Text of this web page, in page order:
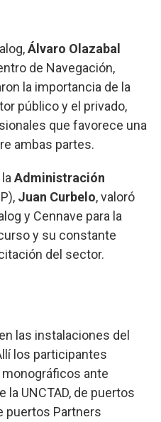
Álvaro Olazabal
de Navegación,
la importancia de la
público y el privado,
que favorece una
ambas partes.
Administración
Juan Curbelo, valoró
y Cennave para la
y su constante
del sector.
las instalaciones del
los participantes
ante
UNCTAD, de puertos
puertos Partners